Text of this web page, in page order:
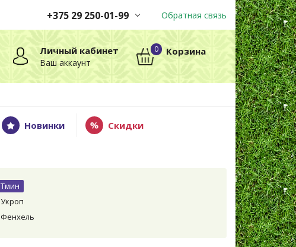
+375 29 250-01-99
автоматически через корзину
круглосуточно без выходных
Обратная связь
Личный кабинет
Ваш аккаунт
0 Корзина
Новинки
Скидки
Тмин
Укроп
Фенхель